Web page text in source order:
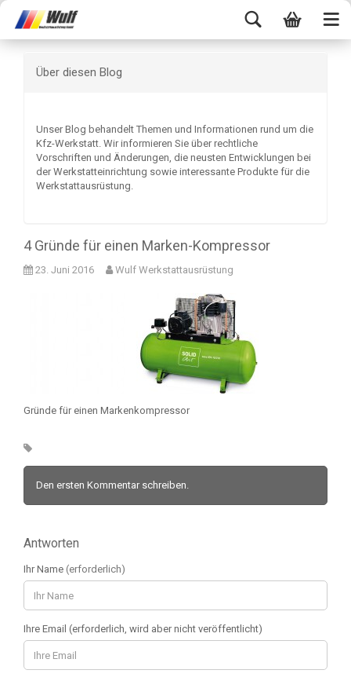
Über diesen Blog
Unser Blog behandelt Themen und Informationen rund um die
Kfz-Werkstatt. Wir informieren Sie über rechtliche
Vorschriften und Änderungen, die neusten Entwicklungen bei
der Werkstatteinrichtung sowie interessante Produkte für die
Werkstattausrüstung.
4 Gründe für einen Marken-Kompressor
23. Juni 2016 Wulf Werkstattausrüstung
Gründe für einen Markenkompressor
Den ersten Kommentar schreiben.
Antworten
Ihr Name (erforderlich)
Ihre Email (erforderlich, wird aber nicht veröffentlicht)